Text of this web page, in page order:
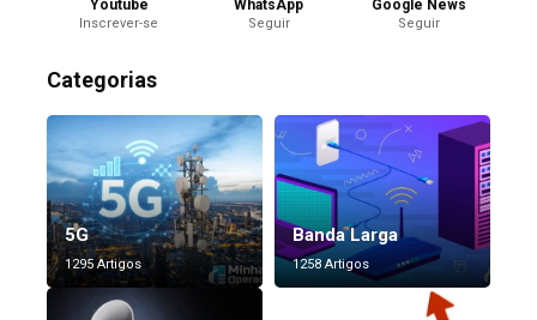
Youtube
Inscrever-se
WhatsApp
Seguir
Google News
Seguir
Categorias
5G
1295 Artigos
Banda Larga
1258 Artigos